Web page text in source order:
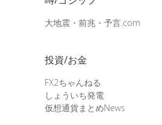
大地震・前兆・予言.com
投資/お金
FX2ちゃんねる
しょういち発電
仮想通貨まとめNews